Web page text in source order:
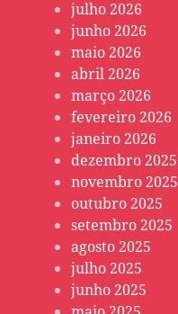
julho 2026
junho 2026
maio 2026
abril 2026
março 2026
fevereiro 2026
janeiro 2026
dezembro 2025
novembro 2025
outubro 2025
setembro 2025
agosto 2025
julho 2025
junho 2025